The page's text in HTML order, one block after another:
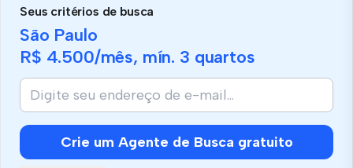
Seus critérios de busca
São Paulo
R$ 4.500/mês, mín. 3 quartos
Crie um Agente de Busca gratuito